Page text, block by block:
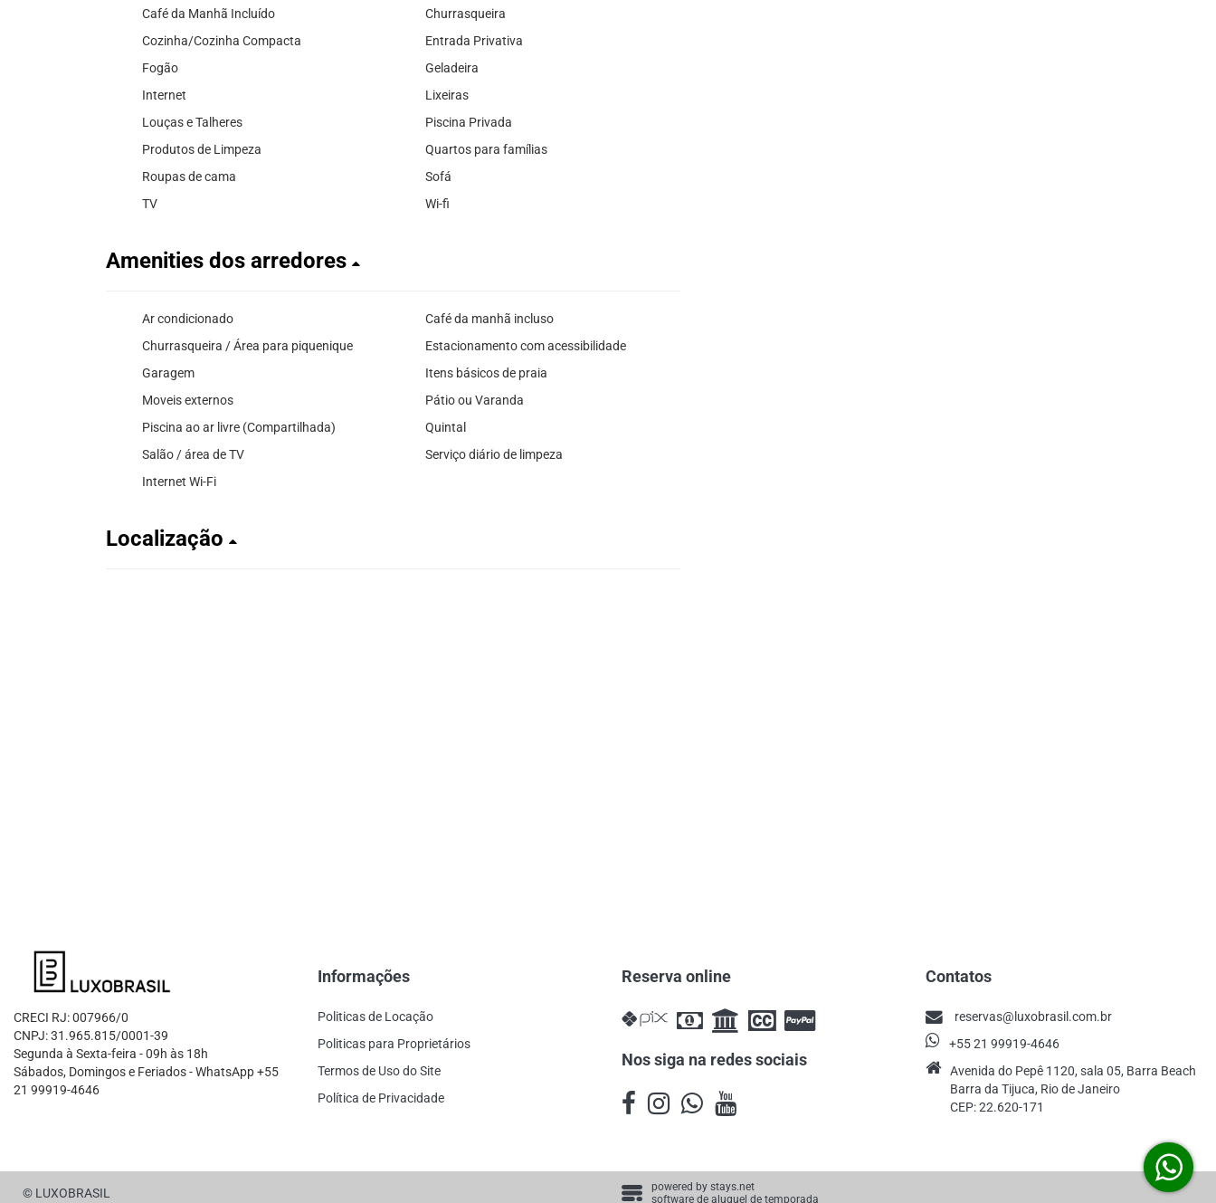
Café da Manhã Incluído
Churrasqueira
Cozinha/Cozinha Compacta
Entrada Privativa
Fogão
Geladeira
Internet
Lixeiras
Louças e Talheres
Piscina Privada
Produtos de Limpeza
Quartos para famílias
Roupas de cama
Sofá
TV
Wi-fi
Amenities dos arredores
Ar condicionado
Café da manhã incluso
Churrasqueira / Área para piquenique
Estacionamento com acessibilidade
Garagem
Itens básicos de praia
Moveis externos
Pátio ou Varanda
Piscina ao ar livre (Compartilhada)
Quintal
Salão / área de TV
Serviço diário de limpeza
Internet Wi-Fi
Localização
CRECI RJ: 007966/0
CNPJ: 31.965.815/0001-39
Segunda à Sexta-feira - 09h às 18h
Sábados, Domingos e Feriados - WhatsApp +55
21 99919-4646
Informações
Politicas de Locação
Politicas para Proprietários
Termos de Uso do Site
Política de Privacidade
Reserva online
Nos siga na redes sociais
Contatos
reservas@luxobrasil.com.br
+55 21 99919-4646
Avenida do Pepê 1120, sala 05, Barra Beach
Barra da Tijuca, Rio de Janeiro
CEP: 22.620-171
© LUXOBRASIL powered by stays.net
software de aluguel de temporada